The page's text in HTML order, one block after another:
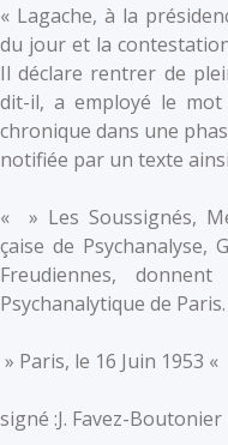
« Lagache, à la
du jour et la
Il déclare rentrer de
dit-il, a employé le mot
chronique dans une
notifiée par un texte
« » Les Soussignés,
çaise de Psychanalyse,
Freudiennes,
Psychanalytique de Paris.
» Paris, le 16 Juin 1953 «
signé :J. Favez-Boutonier